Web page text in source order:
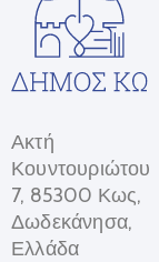
Ακτή
Κουντουριώτου
7, 85300 Κως,
Δωδεκάνησα,
Ελλάδα